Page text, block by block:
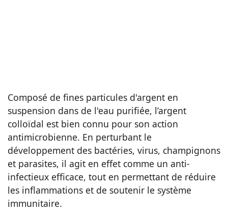
Composé de fines particules d'argent en
suspension dans de l'eau purifiée, l’argent
colloïdal est bien connu pour son action
antimicrobienne. En perturbant le
développement des bactéries, virus, champignons
et parasites, il agit en effet comme un anti-
infectieux efficace, tout en permettant de réduire
les inflammations et de soutenir le système
immunitaire.